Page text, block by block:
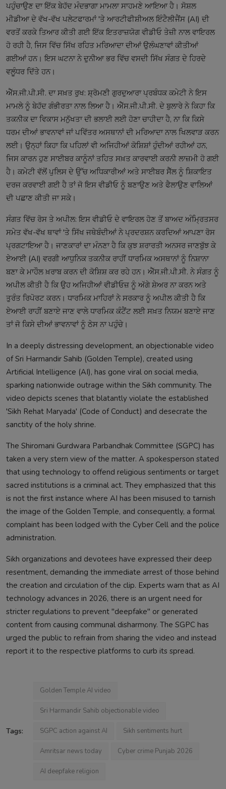
ਪਹੁੰਚਾਉਣ ਦਾ ਇੱਕ ਬੇਹੱਦ ਮੰਦਭਾਗਾ ਮਾਮਲਾ ਸਾਹਮਣੇ ਆਇਆ ਹੈ। ਸੋਸ਼ਲ
ਮੀਡੀਆ ਦੇ ਵੱਖ-ਵੱਖ ਪਲੇਟਫਾਰਮਾਂ 'ਤੇ ਆਰਟੀਫੀਸ਼ੀਅਲ ਇੰਟੈਲੀਜੈਂਸ (AI) ਦੀ
ਵਰਤੋਂ ਕਰਕੇ ਤਿਆਰ ਕੀਤੀ ਗਈ ਇੱਕ ਇਤਰਾਜ਼ਯੋਗ ਵੀਡੀਓ ਤੇਜ਼ੀ ਨਾਲ ਵਾਇਰਲ
ਹੋ ਰਹੀ ਹੈ, ਜਿਸ ਵਿੱਚ ਸਿੱਖ ਰਹਿਤ ਮਰਿਆਦਾ ਦੀਆਂ ਉਲੰਘਣਾਵਾਂ ਕੀਤੀਆਂ
ਗਈਆਂ ਹਨ। ਇਸ ਘਟਨਾ ਨੇ ਦੁਨੀਆ ਭਰ ਵਿੱਚ ਵਸਦੀ ਸਿੱਖ ਸੰਗਤ ਦੇ ਹਿਰਦੇ
ਵਲੂੰਧਰ ਦਿੱਤੇ ਹਨ।
ਐੱਸ.ਜੀ.ਪੀ.ਸੀ. ਦਾ ਸਖ਼ਤ ਰੁਖ: ਸ਼੍ਰੋਮਣੀ ਗੁਰਦੁਆਰਾ ਪ੍ਰਬੰਧਕ ਕਮੇਟੀ ਨੇ ਇਸ
ਮਾਮਲੇ ਨੂੰ ਬੇਹੱਦ ਗੰਭੀਰਤਾ ਨਾਲ ਲਿਆ ਹੈ। ਐੱਸ.ਜੀ.ਪੀ.ਸੀ. ਦੇ ਬੁਲਾਰੇ ਨੇ ਕਿਹਾ ਕਿ
ਤਕਨੀਕ ਦਾ ਵਿਕਾਸ ਮਨੁੱਖਤਾ ਦੀ ਭਲਾਈ ਲਈ ਹੋਣਾ ਚਾਹੀਦਾ ਹੈ, ਨਾ ਕਿ ਕਿਸੇ
ਧਰਮ ਦੀਆਂ ਭਾਵਨਾਵਾਂ ਜਾਂ ਪਵਿੱਤਰ ਅਸਥਾਨਾਂ ਦੀ ਮਰਿਆਦਾ ਨਾਲ ਖਿਲਵਾੜ ਕਰਨ
ਲਈ। ਉਨ੍ਹਾਂ ਕਿਹਾ ਕਿ ਪਹਿਲਾਂ ਵੀ ਅਜਿਹੀਆਂ ਕੋਸ਼ਿਸ਼ਾਂ ਹੁੰਦੀਆਂ ਰਹੀਆਂ ਹਨ,
ਜਿਸ ਕਾਰਨ ਹੁਣ ਸਾਈਬਰ ਕਾਨੂੰਨਾਂ ਤਹਿਤ ਸਖ਼ਤ ਕਾਰਵਾਈ ਕਰਨੀ ਲਾਜ਼ਮੀ ਹੋ ਗਈ
ਹੈ। ਕਮੇਟੀ ਵੱਲੋਂ ਪੁਲਿਸ ਦੇ ਉੱਚ ਅਧਿਕਾਰੀਆਂ ਅਤੇ ਸਾਈਬਰ ਸੈੱਲ ਨੂੰ ਸ਼ਿਕਾਇਤ
ਦਰਜ ਕਰਵਾਈ ਗਈ ਹੈ ਤਾਂ ਜੋ ਇਸ ਵੀਡੀਓ ਨੂੰ ਬਣਾਉਣ ਅਤੇ ਫੈਲਾਉਣ ਵਾਲਿਆਂ
ਦੀ ਪਛਾਣ ਕੀਤੀ ਜਾ ਸਕੇ।
ਸੰਗਤ ਵਿੱਚ ਰੋਸ ਤੇ ਅਪੀਲ: ਇਸ ਵੀਡੀਓ ਦੇ ਵਾਇਰਲ ਹੋਣ ਤੋਂ ਬਾਅਦ ਅੰਮ੍ਰਿਤਸਰ
ਸਮੇਤ ਵੱਖ-ਵੱਖ ਥਾਵਾਂ 'ਤੇ ਸਿੱਖ ਜਥੇਬੰਦੀਆਂ ਨੇ ਪ੍ਰਦਰਸ਼ਨ ਕਰਦਿਆਂ ਆਪਣਾ ਰੋਸ
ਪ੍ਰਗਟਾਇਆ ਹੈ। ਜਾਣਕਾਰਾਂ ਦਾ ਮੰਨਣਾ ਹੈ ਕਿ ਕੁਝ ਸ਼ਰਾਰਤੀ ਅਨਸਰ ਜਾਣਬੁੱਝ ਕੇ
ਏਆਈ (AI) ਵਰਗੀ ਆਧੁਨਿਕ ਤਕਨੀਕ ਰਾਹੀਂ ਧਾਰਮਿਕ ਅਸਥਾਨਾਂ ਨੂੰ ਨਿਸ਼ਾਨਾ
ਬਣਾ ਕੇ ਮਾਹੌਲ ਖ਼ਰਾਬ ਕਰਨ ਦੀ ਕੋਸ਼ਿਸ਼ ਕਰ ਰਹੇ ਹਨ। ਐੱਸ.ਜੀ.ਪੀ.ਸੀ. ਨੇ ਸੰਗਤ ਨੂੰ
ਅਪੀਲ ਕੀਤੀ ਹੈ ਕਿ ਉਹ ਅਜਿਹੀਆਂ ਵੀਡੀਓਜ਼ ਨੂੰ ਅੱਗੇ ਸ਼ੇਅਰ ਨਾ ਕਰਨ ਅਤੇ
ਤੁਰੰਤ ਰਿਪੋਰਟ ਕਰਨ। ਧਾਰਮਿਕ ਮਾਹਿਰਾਂ ਨੇ ਸਰਕਾਰ ਨੂੰ ਅਪੀਲ ਕੀਤੀ ਹੈ ਕਿ
ਏਆਈ ਰਾਹੀਂ ਬਣਾਏ ਜਾਣ ਵਾਲੇ ਧਾਰਮਿਕ ਕੰਟੈਂਟ ਲਈ ਸਖ਼ਤ ਨਿਯਮ ਬਣਾਏ ਜਾਣ
ਤਾਂ ਜੋ ਕਿਸੇ ਦੀਆਂ ਭਾਵਨਾਵਾਂ ਨੂੰ ਠੇਸ ਨਾ ਪਹੁੰਚੇ।
In a deeply distressing development, an objectionable video
of Sri Harmandir Sahib (Golden Temple), created using
Artificial Intelligence (AI), has gone viral on social media,
sparking nationwide outrage within the Sikh community. The
video depicts scenes that blatantly violate the established
'Sikh Rehat Maryada' (Code of Conduct) and desecrate the
sanctity of the holy shrine.
The Shiromani Gurdwara Parbandhak Committee (SGPC) has
taken a very stern view of the matter. A spokesperson stated
that using technology to offend religious sentiments or target
sacred institutions is a criminal act. They emphasized that this
is not the first instance where AI has been misused to tarnish
the image of the Golden Temple, and consequently, a formal
complaint has been lodged with the Cyber Cell and the police
administration.
Sikh organizations and devotees have expressed their deep
resentment, demanding the immediate arrest of those behind
the creation and circulation of the clip. Experts warn that as AI
technology advances in 2026, there is an urgent need for
stricter regulations to prevent "deepfake" or generated
content from causing communal disharmony. The SGPC has
urged the public to refrain from sharing the video and instead
report it to the respective platforms to curb its spread.
Tags:
Golden Temple AI video
Sri Harmandir Sahib objectionable video
SGPC action against AI Sikh sentiments hurt
Amritsar news today Cyber crime Punjab 2026
AI deepfake religion